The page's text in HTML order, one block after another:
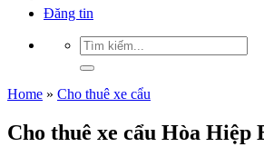
Đăng tin
Home » Cho thuê xe cẩu
Cho thuê xe cẩu Hòa Hiệp